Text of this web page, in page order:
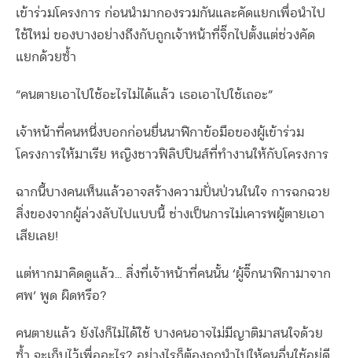
เข้าร่วมโครงการ ก่อนนำมากองรวมกันและคัดแยกเพื่อนำไป
ใช้ใหม่ ของบางอย่างถึงกับถูกเจ้าหน้าที่จิ๊กไปตั้งแต่ช่วงคัด
แยกด้วยซ้ำ
“คนตายเอาไปใช้อะไรไม่ได้แล้ว เธอเอาไปใช้เถอะ”
เจ้าหน้าที่คนหนึ่งบอกก่อนยื่นนาฬิกาข้อมือของผู้เข้าร่วม
โครงการให้มาเรีย หญิงชาวฟิลิปปินส์ที่ทำงานให้กับโครงการ
ฉากนี้บางคนเห็นแล้วอาจสร้างความปั่นป่วนในใจ การฉกฉวย
สิ่งของจากผู้ล่วงลับไปแบบนี้ ช่างเป็นการไม่เคารพผู้ตายเอา
เสียเลย!
แต่หากมาคิดดูแล้ว… สิ่งที่เจ้าหน้าที่คนนั้น ‘ผู้จิ๊กนาฬิกามาจาก
ศพ’ พูด ผิดหรือ?
คนตายแล้ว ยังไงก็ไม่ได้ใช้ บางคนอาจไม่มีญาติมาสนใจด้วย